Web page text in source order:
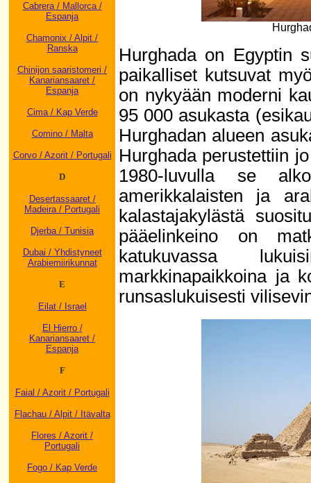
Cabrera / Mallorca /
Espanja
Chamonix / Alpit /
Ranska
Chinijon saaristomeri /
Kanariansaaret /
Espanja
Cima / Kap Verde
Comino / Malta
Corvo / Azorit / Portugali
D
Desertassaaret /
Madeira / Portugali
Djerba / Tunisia
Dubai / Yhdistyneet
Arabiemiirikunnat
E
Eilat / Israel
El Hierro /
Kanariansaaret /
Espanja
F
Faial / Azorit / Portugali
Flachau / Alpit / Itävalta
Flores / Azorit /
Portugali
Fogo / Kap Verde
Hurghada on Egyptin
paikalliset kutsuvat
on nykyään moderni
95 000 asukasta
Hurghadan alueen
Hurghada perustettiin
1980-luvulla se
amerikkalaisten ja
kalastajakylästä
pääelinkeino on
katukuvassa
markkinapaikkoina ja
runsaslukuisesti